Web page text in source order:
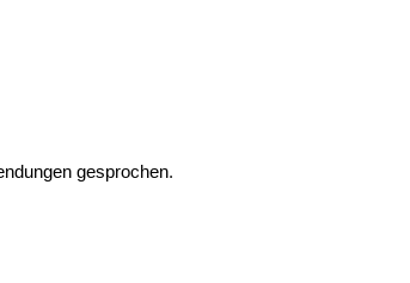
gesprochen.